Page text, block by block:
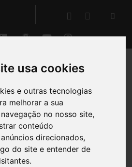
usa cookies
e outras tecnologias
melhorar a sua
no nosso site,
conteúdo
direcionados,
do site e entender de
e gerir projetos e processos
atividades e respetivas
aalocação e gestão de